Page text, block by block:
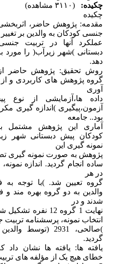
چکیده:
چکیده
مقدمه: پژوهش حاضر،
جنسی کودکان به والدین بر
عملکرد آنها در تربیت
دبستانی )شهر زیرآب( را مورد
دهد.
روش تحقیق: پژوهش حاضر
گروه پژوهش های کاربردی و
آوری
داده ها،آزمایشی از نوع
آزمون،پیگیری )اندازه گیری
بود.. جامعه
آماری این پژوهش مشتمل بر
کودکان پیش دبستانی شهر
نمونه گیری این
پژوهش به صورت نمونه گیری
در هر
گروه تعیین شد. )با توجه به
والدین به دو گروه بهره مند و
شدند و در
نهایت 1 گروه 12 نفره
انتخاب نمونه، پرسشنامه تربیت
)صالحی، 2931 (توسط
گردید.
یافته ها: یافته ها نشان داد
خطای هیچ یک از مؤلفه های